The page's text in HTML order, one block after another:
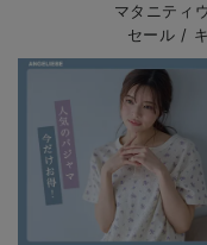
マタニティ
セール /